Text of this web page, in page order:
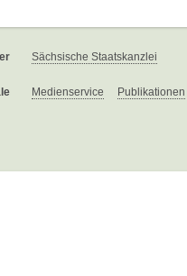
Sächsische Staatskanzlei
Medienservice Publikationen